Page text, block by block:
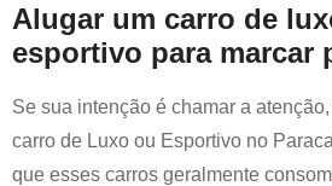
Alugar um carro de
esportivo para marcar
Se sua intenção é chamar a
carro de Luxo ou Esportivo no
que esses carros geralmente